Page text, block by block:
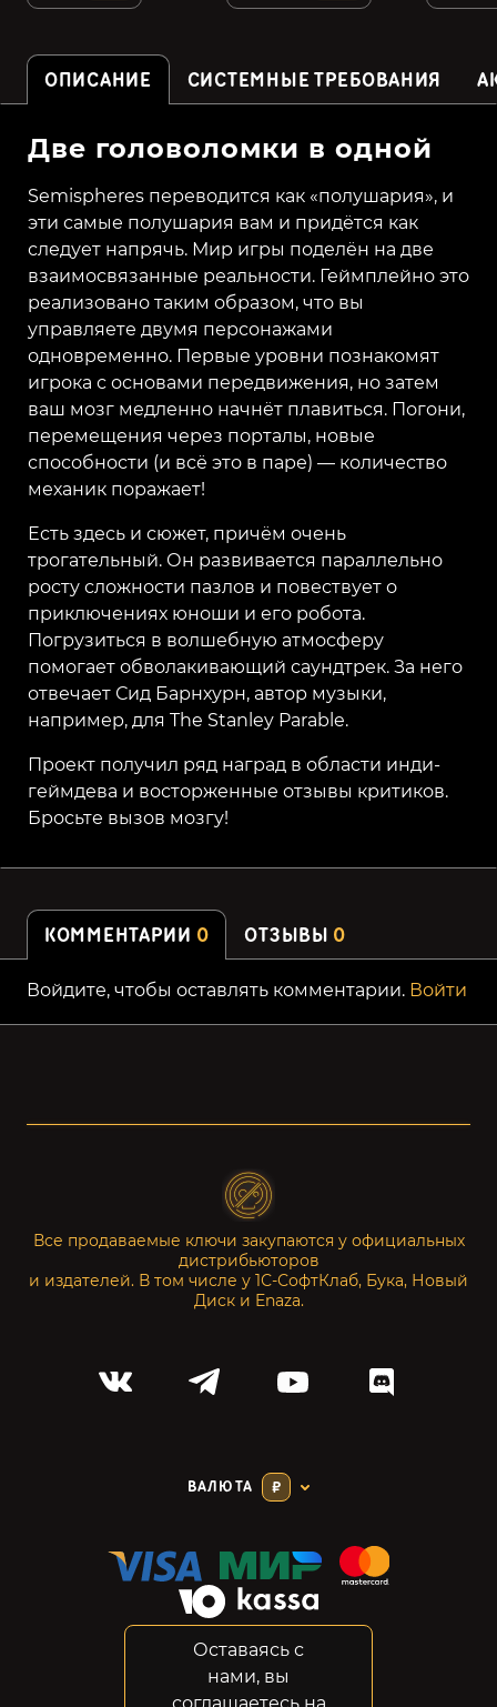
ОПИСАНИЕ СИСТЕМНЫЕ ТРЕБОВАНИЯ
Две головоломки в одной
Semispheres переводится как «полушария», и
эти самые полушария вам и придётся как
следует напрячь. Мир игры поделён на две
взаимосвязанные реальности. Геймплейно это
реализовано таким образом, что вы
управляете двумя персонажами
одновременно. Первые уровни познакомят
игрока с основами передвижения, но затем
ваш мозг медленно начнёт плавиться. Погони,
перемещения через порталы, новые
способности (и всё это в паре) — количество
механик поражает!
Есть здесь и сюжет, причём очень
трогательный. Он развивается параллельно
росту сложности пазлов и повествует о
приключениях юноши и его робота.
Погрузиться в волшебную атмосферу
помогает обволакивающий саундтрек. За него
отвечает Сид Барнхурн, автор музыки,
например, для The Stanley Parable.
Проект получил ряд наград в области инди-
геймдева и восторженные отзывы критиков.
Бросьте вызов мозгу!
КОММЕНТАРИИ 0 ОТЗЫВЫ 0
Войдите, чтобы оставлять комментарии. Войти
Все продаваемые ключи закупаются у официальных
дистрибьюторов
и издателей. В том числе у 1С-СофтКлаб, Бука, Новый
Диск и Enaza.
ВАЛЮТА ₽
Конфиденциальность
Оставаясь с
нами, вы